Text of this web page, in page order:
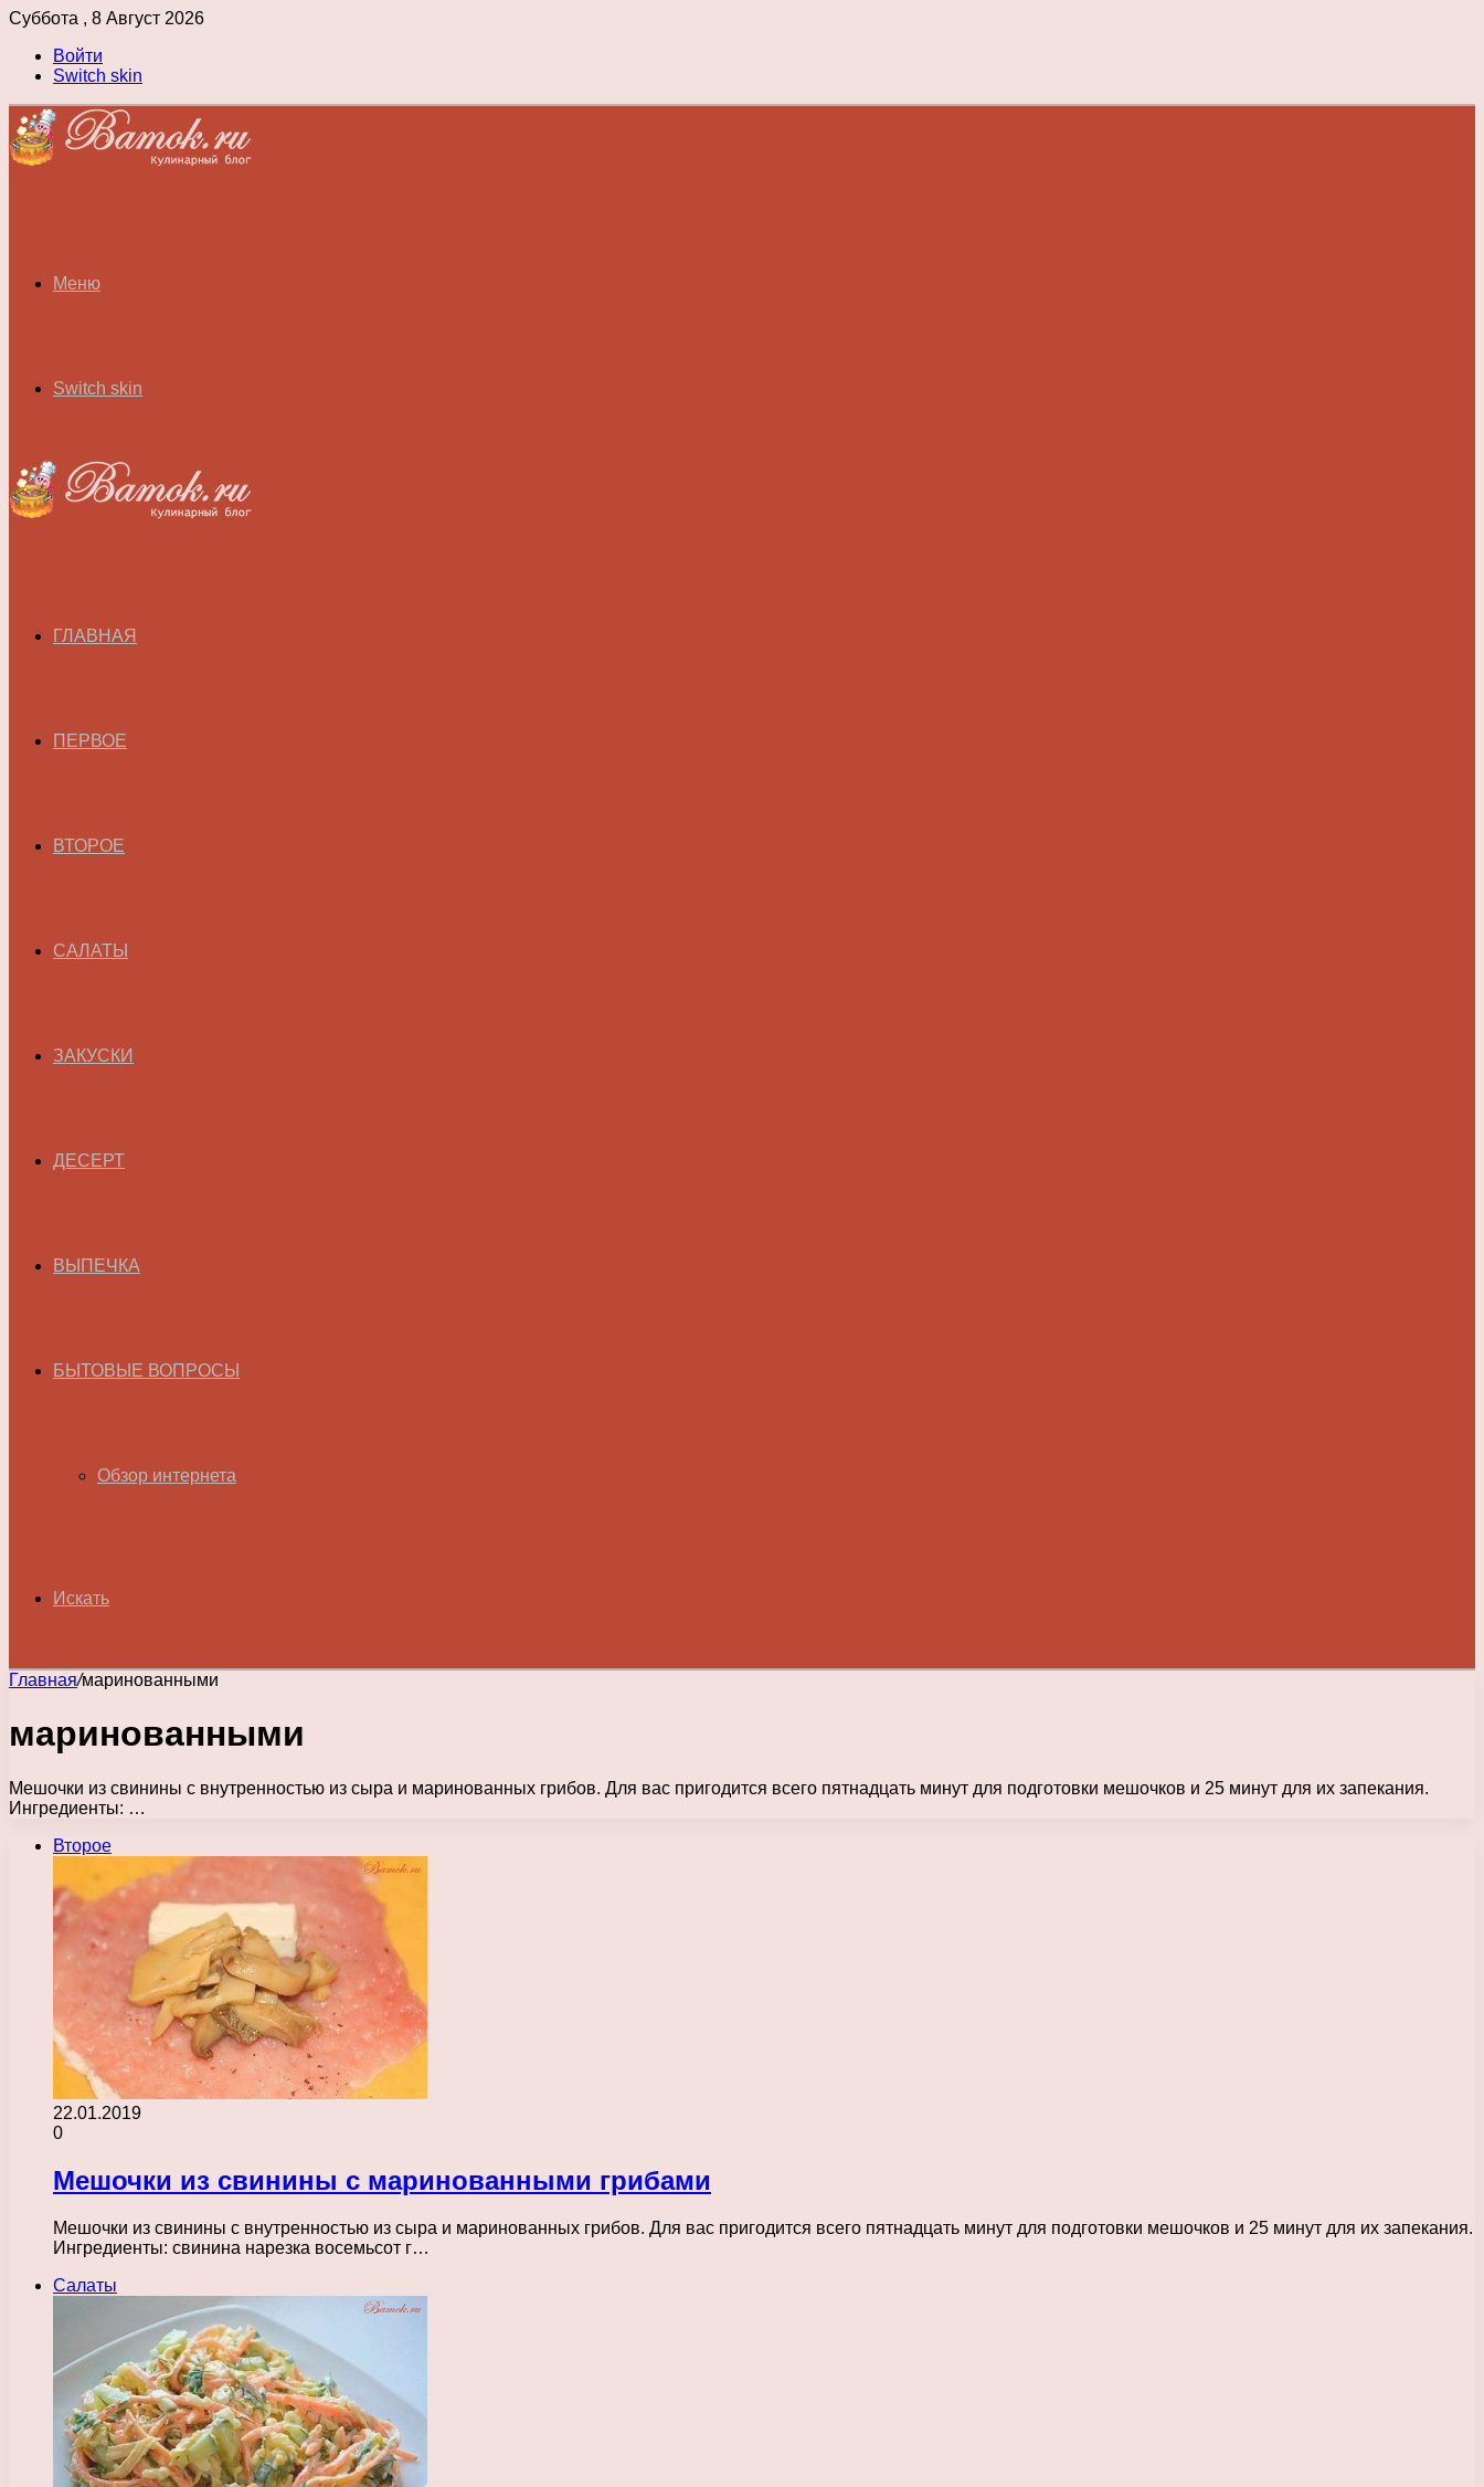
Суббота , 8 Август 2026
Войти
Switch skin
Меню
Switch skin
ГЛАВНАЯ
ПЕРВОЕ
ВТОРОЕ
САЛАТЫ
ЗАКУСКИ
ДЕСЕРТ
ВЫПЕЧКА
БЫТОВЫЕ ВОПРОСЫ
Обзор интернета
Искать
Главная/маринованными
маринованными
Мешочки из свинины с внутренностью из сыра и маринованных грибов. Для вас пригодится всего пятнадцать минут для подготовки мешочков и 25 минут для их запекания.
Ингредиенты: …
Второе
22.01.2019
0
Мешочки из свинины с маринованными грибами
Мешочки из свинины с внутренностью из сыра и маринованных грибов. Для вас пригодится всего пятнадцать минут для подготовки мешочков и 25 минут для их запекания.
Ингредиенты: свинина нарезка восемьсот г…
Салаты